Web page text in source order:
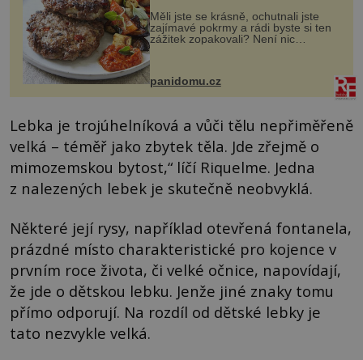
Měli jste se krásně, ochutnali jste
zajímavé pokrmy a rádi byste si ten
zážitek zopakovali? Není nic
snazšího. Pljeskavica (10 porcí)
Možná jste ji ochutnali na dovolené v
panidomu.cz
Lebka je trojúhelníková a vůči tělu nepřiměřeně
velká – téměř jako zbytek těla. Jde zřejmě o
mimozemskou bytost,“ líčí Riquelme. Jedna
z nalezených lebek je skutečně neobvyklá.
Některé její rysy, například otevřená fontanela,
prázdné místo charakteristické pro kojence v
prvním roce života, či velké očnice, napovídají,
že jde o dětskou lebku. Jenže jiné znaky tomu
přímo odporují. Na rozdíl od dětské lebky je
tato nezvykle velká.